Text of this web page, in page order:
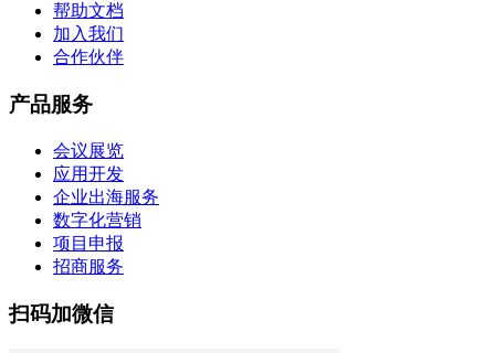
帮助文档
加入我们
合作伙伴
产品服务
会议展览
应用开发
企业出海服务
数字化营销
项目申报
招商服务
扫码加微信